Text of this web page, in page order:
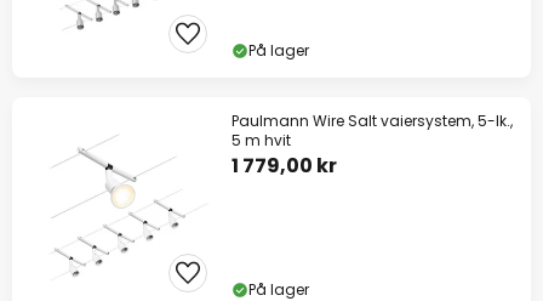
På lager
Paulmann Wire Salt vaiersystem, 5-lk.,
5 m hvit
1 779,00 kr
På lager